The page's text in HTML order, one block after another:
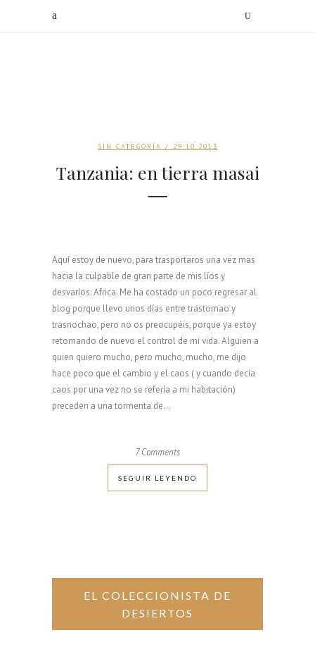
SIN CATEGORÍA / 29.10.2013
Tanzania: en tierra masai
Aquí estoy de nuevo, para trasportaros una vez mas
hacia la culpable de gran parte de mis líos y
desvaríos: Africa. Me ha costado un poco regresar al
blog porque llevo unos días entre trastornao y
trasnochao, pero no os preocupéis, porque ya estoy
retomando de nuevo el control de mi vida. Alguien a
quien quiero mucho, pero mucho, mucho, me dijo
hace poco que el cambio y el caos ( y cuando decía
caos por una vez no se refería a mi habitación)
preceden a una tormenta de...
7 Comments
SEGUIR LEYENDO
EL COLECCIONISTA DE
DESIERTOS